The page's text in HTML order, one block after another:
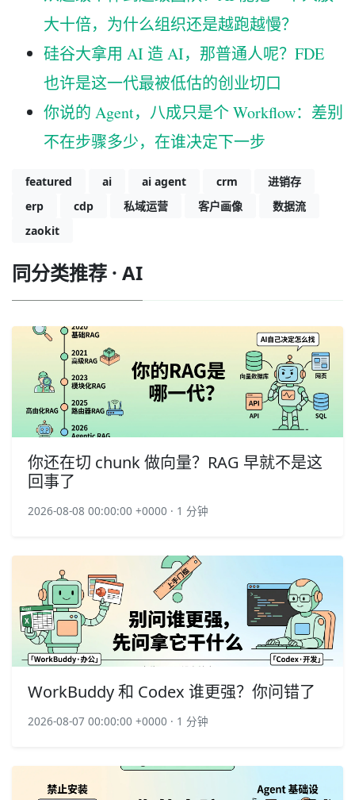
大十倍，为什么组织还是越跑越慢？
硅谷大拿用 AI 造 AI，那普通人呢？FDE
也许是这一代最被低估的创业切口
你说的 Agent，八成只是个 Workflow：差别
不在步骤多少，在谁决定下一步
featured ai ai agent crm
进销存
erp
cdp 私域运营 客户画像
数据流
zaokit
同分类推荐 · AI
你还在切 chunk 做向量？RAG 早就不是这
回事了
2026-08-08 00:00:00 +0000 · 1 分钟
WorkBuddy 和 Codex 谁更强？你问错了
2026-08-07 00:00:00 +0000 · 1 分钟